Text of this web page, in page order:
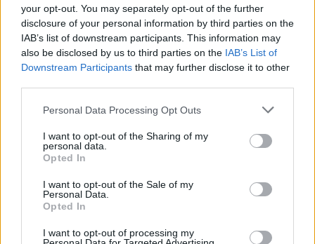
your opt-out. You may separately opt-out of the further
disclosure of your personal information by third parties on the
IAB’s list of downstream participants. This information may
also be disclosed by us to third parties on the IAB’s List of
Downstream Participants that may further disclose it to other
Please note that this website/app uses one or more Google
not limited to your visit or usage behaviour. You may click to
grant or deny consent to Google and its third-party tags to
use your data for below specified purposes in below Google
consent section.
Personal Data Processing Opt Outs
I want to opt-out of the Sharing of my
personal data.
Opted In
I want to opt-out of the Sale of my
Personal Data.
Opted In
I want to opt-out of processing my
EGYÉB
Zenei vásárral és családi nappal zárja a
szezont a Budapesti Fesztiválzenekar
A nyár első hétvégéjén a koncerttermekből a szabadba
19 óráig az Aquincumi Múzeum és Régészeti Park minden
szegletében a muzsikáé lesz a főszerep a BFZ zenei vásár
és családi napján.
EGYÉB
Meghirdette nyári-őszi programját a